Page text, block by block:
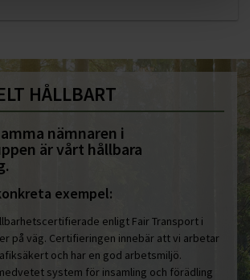
HÅLLBART
nämnaren i
är vårt hållbara
exempel:
enligt Fair Transport i
på väg. Certifieringen innebär att vi arbetar
och har en god arbetsmiljö.
system för insamling och förädling